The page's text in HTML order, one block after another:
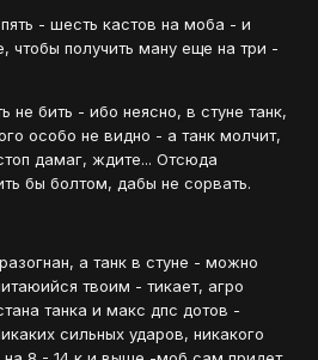
- шесть кастов на моба - и
чтобы получить ману еще на три -
бить - ибо неясно, в стуне танк,
особо не видно - а танк молчит,
дамаг, ждите... Отсюда
бы болтом, дабы не сорвать.
а танк в стуне - можно
твоим - тикает, агро
танка и макс дпс дотов -
сильных ударов, никакого